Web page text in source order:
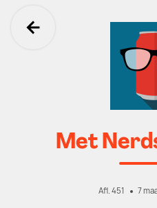
Ga terug
Met
Afl. 451 7